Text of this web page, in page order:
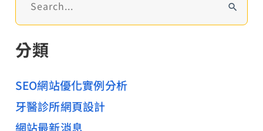
有
和
沒
之
間
尋
鍵
:
分類
SEO網站優化實例分析
牙醫診所網頁設計
網站最新消息